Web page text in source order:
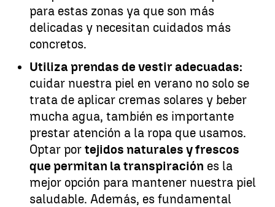
para estas zonas ya que son más
delicadas y necesitan cuidados más
concretos.
Utiliza prendas de vestir adecuadas:
cuidar nuestra piel en verano no solo se
trata de aplicar cremas solares y beber
mucha agua, también es importante
prestar atención a la ropa que usamos.
Optar por tejidos naturales y frescos
que permitan la transpiración es la
mejor opción para mantener nuestra piel
saludable. Además, es fundamental